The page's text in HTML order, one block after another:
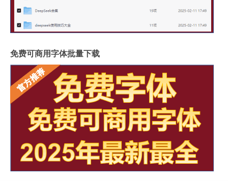
免费可商用字体批量下载